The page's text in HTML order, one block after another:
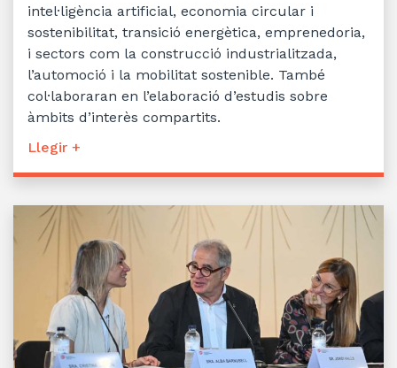
intel·ligència artificial, economia circular i
sostenibilitat, transició energètica, emprenedoria,
i sectors com la construcció industrialitzada,
l’automoció i la mobilitat sostenible. També
col·laboraran en l’elaboració d’estudis sobre
àmbits d’interès compartits.
Llegir +